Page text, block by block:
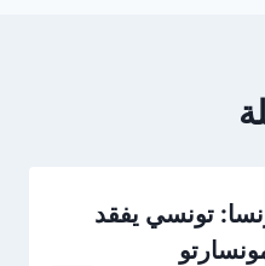
تونسي يفقد